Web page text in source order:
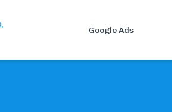
Google Ads